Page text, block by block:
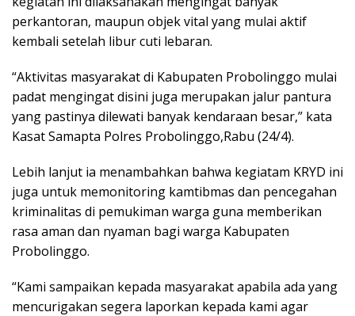
perkantoran, maupun objek vital yang mulai aktif
kembali setelah libur cuti lebaran.
“Aktivitas masyarakat di Kabupaten Probolinggo mulai
padat mengingat disini juga merupakan jalur pantura
yang pastinya dilewati banyak kendaraan besar,” kata
Kasat Samapta Polres Probolinggo,Rabu (24/4).
Lebih lanjut ia menambahkan bahwa kegiatam KRYD ini
juga untuk memonitoring kamtibmas dan pencegahan
kriminalitas di pemukiman warga guna memberikan
rasa aman dan nyaman bagi warga Kabupaten
Probolinggo.
“Kami sampaikan kepada masyarakat apabila ada yang
mencurigakan segera laporkan kepada kami agar